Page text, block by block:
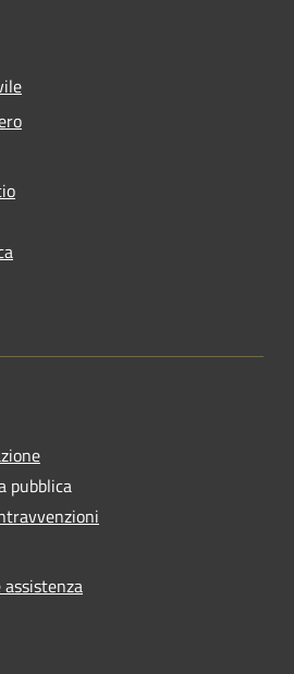
pubblica